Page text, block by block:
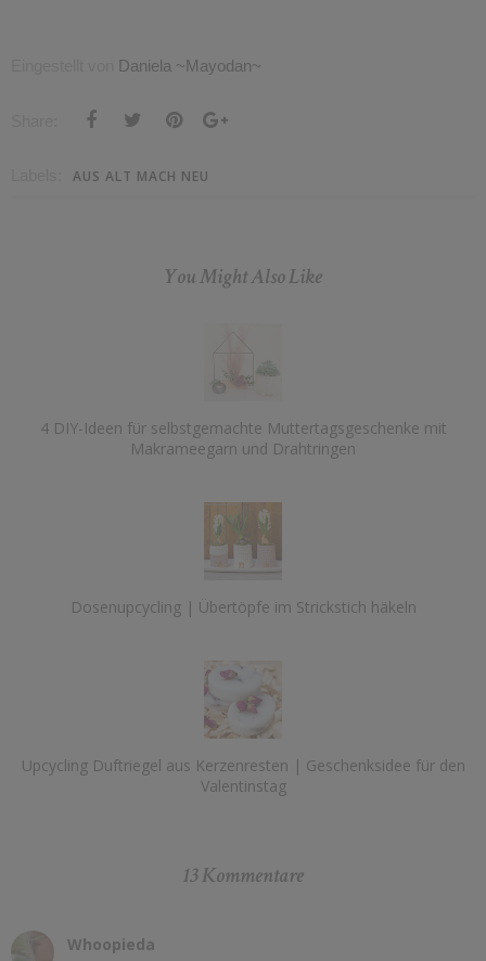
Daniela ~Mayodan~
AUS ALT MACH NEU
You Might Also Like
4 DIY-Ideen für selbstgemachte Muttertagsgeschenke mit
Makrameegarn und Drahtringen
Dosenupcycling | Übertöpfe im Strickstich häkeln
Upcycling Duftriegel aus Kerzenresten | Geschenksidee für den
Valentinstag
13 Kommentare
Whoopieda